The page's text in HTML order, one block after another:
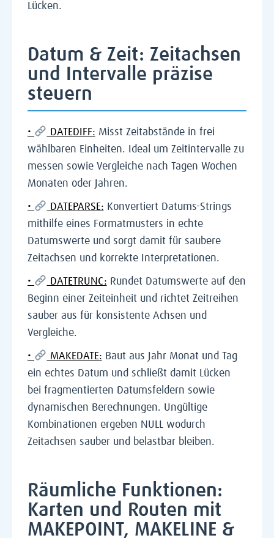
Lücken.
Datum & Zeit: Zeitachsen
und Intervalle präzise
steuern
• DATEDIFF: Misst Zeitabstände in frei
wählbaren Einheiten. Ideal um Zeitintervalle zu
messen sowie Vergleiche nach Tagen Wochen
Monaten oder Jahren.
• DATEPARSE: Konvertiert Datums-Strings
mithilfe eines Formatmusters in echte
Datumswerte und sorgt damit für saubere
Zeitachsen und korrekte Interpretationen.
• DATETRUNC: Rundet Datumswerte auf den
Beginn einer Zeiteinheit und richtet Zeitreihen
sauber aus für konsistente Achsen und
Vergleiche.
• MAKEDATE: Baut aus Jahr Monat und Tag
ein echtes Datum und schließt damit Lücken
bei fragmentierten Datumsfeldern sowie
dynamischen Berechnungen. Ungültige
Kombinationen ergeben NULL wodurch
Zeitachsen sauber und belastbar bleiben.
Räumliche Funktionen:
Karten und Routen mit
MAKEPOINT, MAKELINE &